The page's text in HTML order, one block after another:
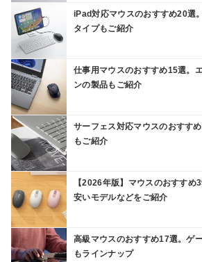
iPad対応マウスのおすすめ20選
タイプもご紹介
仕事用マウスのおすすめ15選。
ンの製品もご紹介
サーフェス対応マウスのおすす
もご紹介
【2026年版】マウスのおすすめ
安いモデルなどをご紹介
高級マウスのおすすめ17選。ゲ
もラインナップ